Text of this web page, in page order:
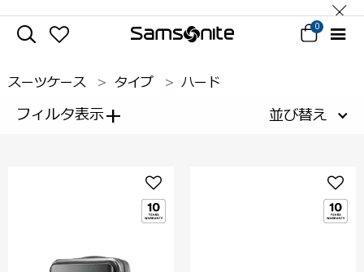
0
スーツケース タイプ ハード
フィルタ表示+ 並び替え